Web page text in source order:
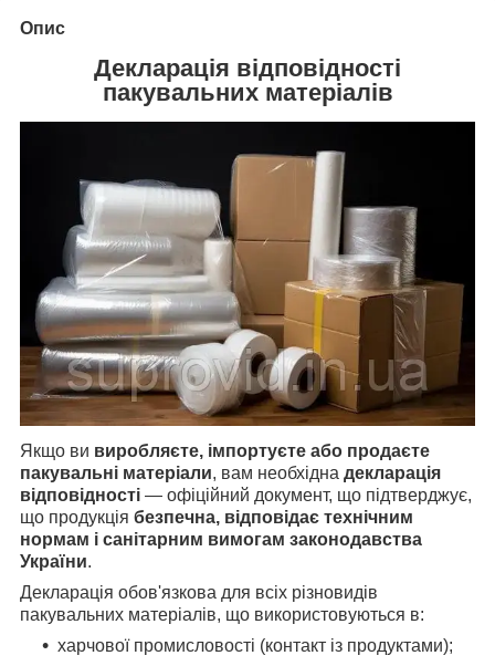
Опис
Декларація відповідності
пакувальних матеріалів
Якщо ви виробляєте, імпортуєте або продаєте
пакувальні матеріали, вам необхідна декларація
відповідності — офіційний документ, що підтверджує,
що продукція безпечна, відповідає технічним
нормам і санітарним вимогам законодавства
України.
Декларація обов'язкова для всіх різновидів
пакувальних матеріалів, що використовуються в:
харчової промисловості (контакт із продуктами);